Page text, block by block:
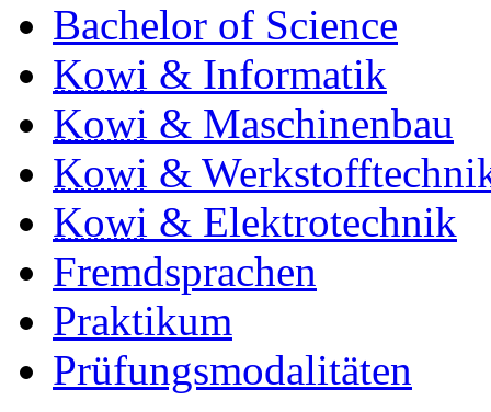
Bachelor of Science
Kowi & Informatik
Kowi & Maschinenbau
Kowi &
Kowi & Elektrotechnik
Fremdsprachen
Praktikum
Prüfungsmodalitäten